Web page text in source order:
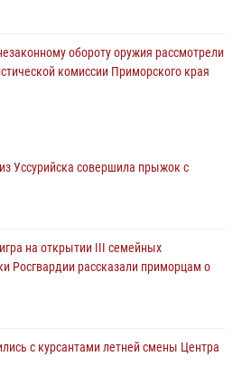
обороту оружия рассмотрели
комиссии Приморского края
дома сотрудники
Владимирском храме – Главном
участие в молебне,
Уссурийска совершила прыжок с
на открытии III семейных
Росгвардии рассказали приморцам о
с курсантами летней смены Центра